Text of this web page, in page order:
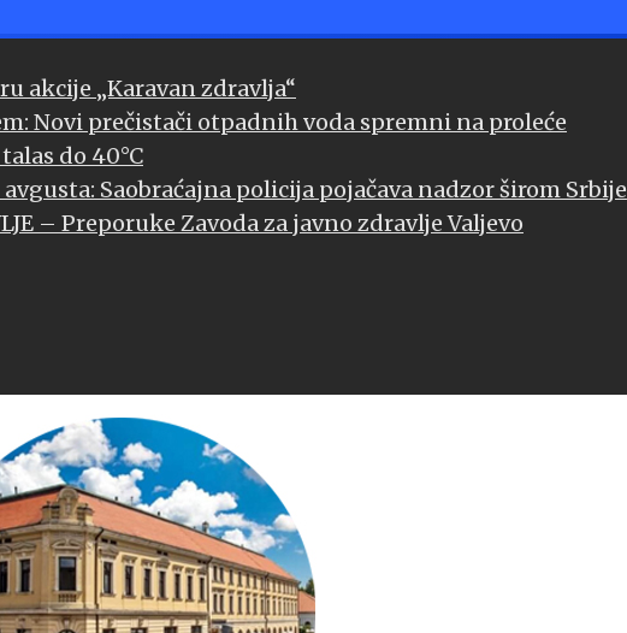
akcije „Karavan zdravlja“
Novi prečistači otpadnih voda spremni na proleće
do 40°C
Saobraćajna policija pojačava nadzor širom Srbije
– Preporuke Zavoda za javno zdravlje Valjevo